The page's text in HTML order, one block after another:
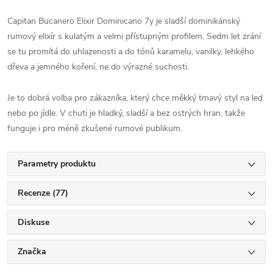
Capitan Bucanero Elixir Dominicano 7y je sladší dominikánský
rumový elixír s kulatým a velmi přístupným profilem. Sedm let zrání
se tu promítá do uhlazenosti a do tónů karamelu, vanilky, lehkého
dřeva a jemného koření, ne do výrazné suchosti.
Je to dobrá volba pro zákazníka, který chce měkký tmavý styl na led
nebo po jídle. V chuti je hladký, sladší a bez ostrých hran, takže
funguje i pro méně zkušené rumové publikum.
Parametry produktu
Recenze (77)
Diskuse
Značka